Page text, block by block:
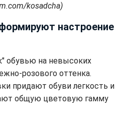
kosadcha)
настроение
обувью на невысоких
розового оттенка.
придают обуви легкость и
общую цветовую гамму